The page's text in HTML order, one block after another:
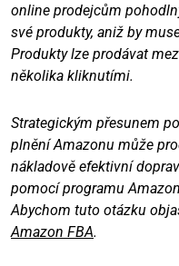
online prodejcům
své produkty, aniž by
Produkty lze prodávat
několika kliknutími.
Strategickým přesunem
plnění Amazonu může
nákladově efektivní
pomocí programu
Abychom tuto otázku
Amazon FBA.